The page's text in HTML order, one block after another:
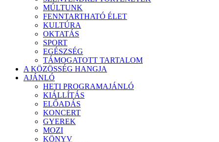
MÚLTUNK
FENNTARTHATÓ ÉLET
KULTÚRA
OKTATÁS
SPORT
EGÉSZSÉG
TÁMOGATOTT TARTALOM
A KÖZÖSSÉG HANGJA
AJÁNLÓ
HETI PROGRAMAJÁNLÓ
KIÁLLÍTÁS
ELŐADÁS
KONCERT
GYEREK
MOZI
KÖNYV